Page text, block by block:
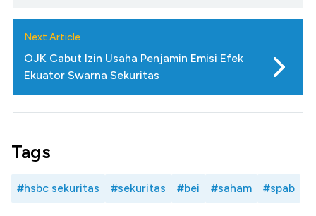
Next Article
OJK Cabut Izin Usaha Penjamin Emisi Efek
Ekuator Swarna Sekuritas
Tags
#hsbc sekuritas #sekuritas #bei #saham #spab